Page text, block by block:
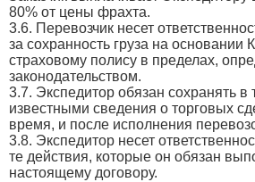
80% от цены фрахта.
3.6. Перевозчик несет
за сохранность груза на основании
страховому полису в пределах,
законодательством.
3.7. Экспедитор обязан сохранять
известными сведения о торговых
время, и после исполнения
3.8. Экспедитор несет
те действия, которые он обязан
настоящему договору.